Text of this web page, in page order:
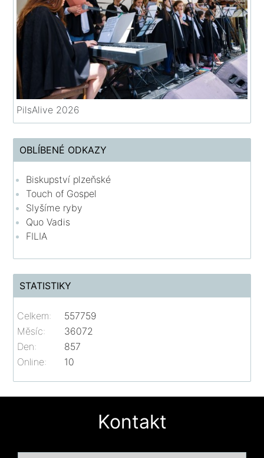
PilsAlive 2026
OBLÍBENÉ ODKAZY
Biskupství plzeňské
Touch of Gospel
Slyšíme ryby
Quo Vadis
FILIA
STATISTIKY
Online: 10
Celkem:
557759
Měsíc:
36072
Den:
857
Kontakt